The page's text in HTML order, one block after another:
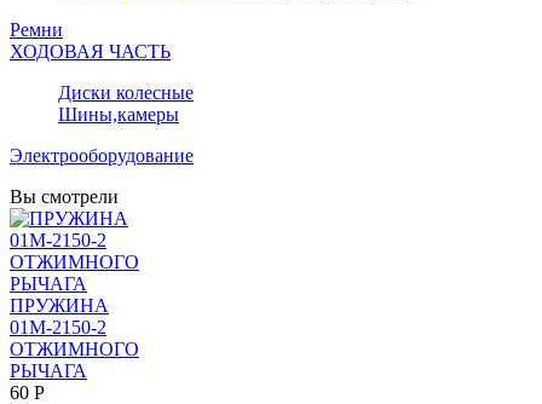
Ремни
ХОДОВАЯ ЧАСТЬ
Диски колесные
Шины,камеры
Электрооборудование
Вы смотрели
ПРУЖИНА
01М-2150-2
ОТЖИМНОГО
РЫЧАГА
60 Р